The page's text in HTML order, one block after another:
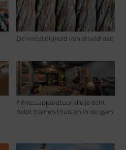
De veelzijdigheid van staaldraad
Fitnessapparatuur die je écht
helpt trainen thuis en in de gym